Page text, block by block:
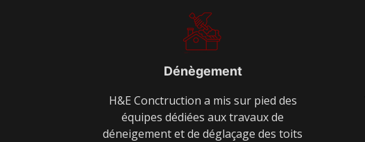
Dénègement
H&E Conctruction a mis sur pied des
équipes dédiées aux travaux de
déneigement et de déglaçage des toits